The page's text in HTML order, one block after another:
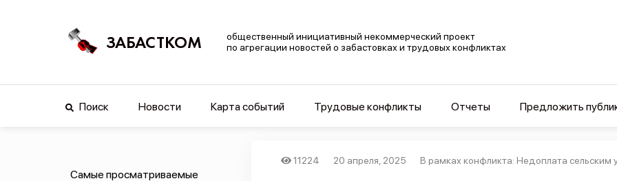
ЗАБАСТКОМ
общественный инициативный некоммерческий проект
по агрегации новостей о забастовках и трудовых конфликтах
Поиск Новости Карта событий Трудовые конфликты Отчеты Предложить
Самые просматриваемые
11224 20 апреля, 2025 В рамках конфликта: Недоплата